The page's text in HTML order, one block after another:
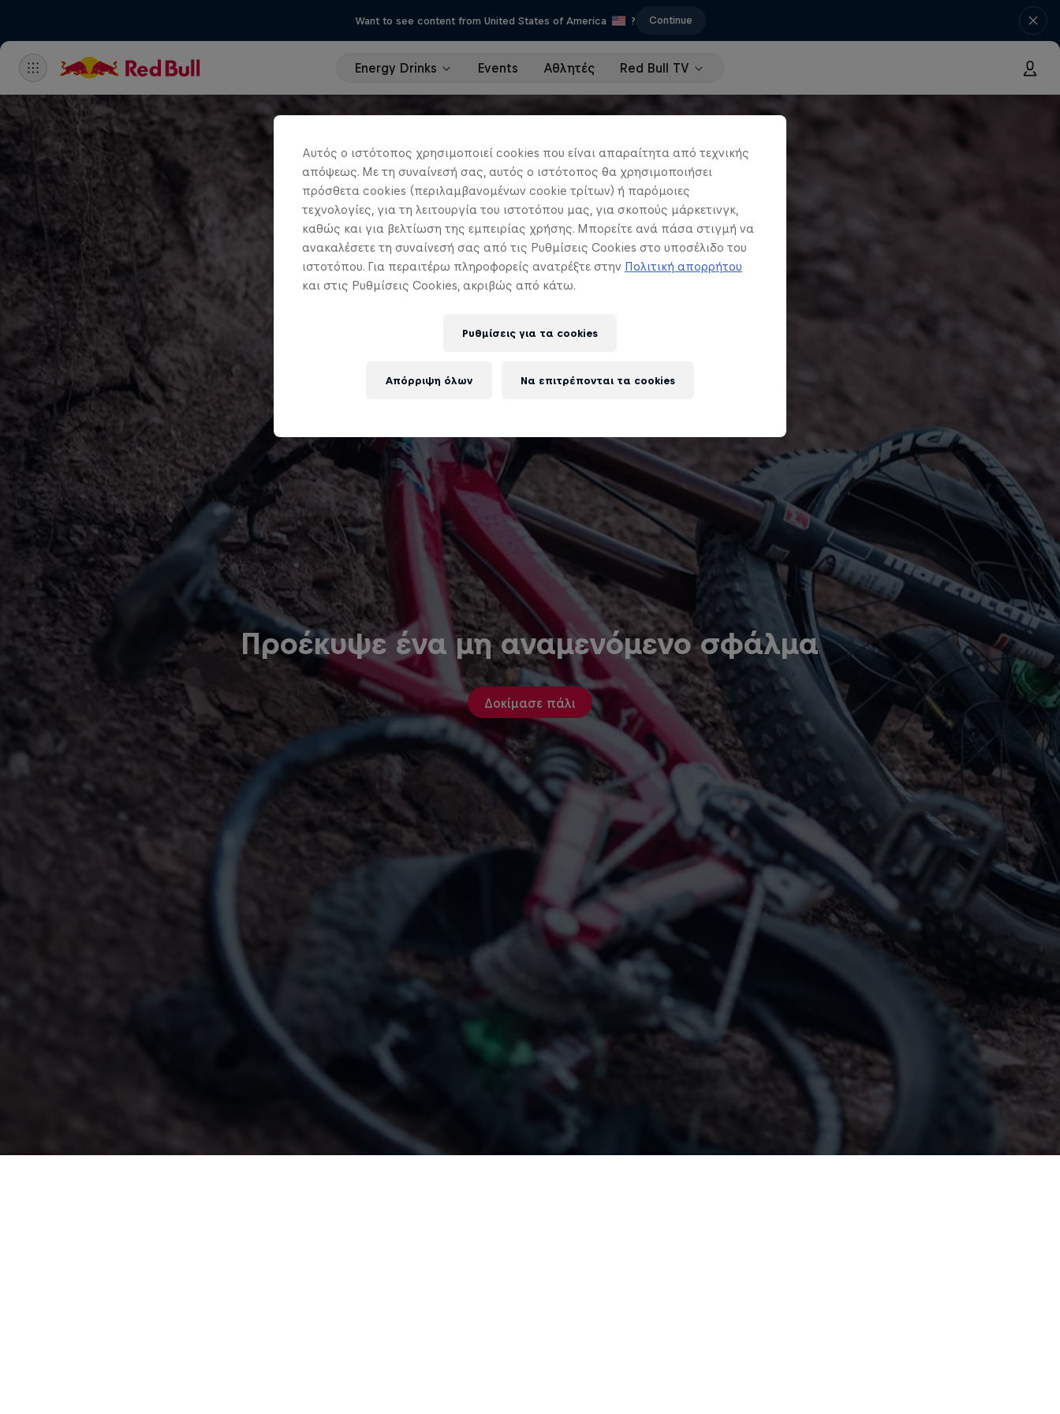
Want to see content from United States of America ? Continue
Energy Drinks Events Αθλητές Red Bull TV
Προέκυψε ένα μη αναμενόμενο σφάλμα
Δοκίμασε πάλι
Αυτός ο ιστότοπος χρησιμοποιεί cookies που είναι απαραίτητα από τεχνικής
απόψεως. Με τη συναίνεσή σας, αυτός ο ιστότοπος θα χρησιμοποιήσει
πρόσθετα cookies (περιλαμβανομένων cookie τρίτων) ή παρόμοιες
τεχνολογίες, για τη λειτουργία του ιστοτόπου μας, για σκοπούς μάρκετινγκ,
καθώς και για βελτίωση της εμπειρίας χρήσης. Μπορείτε ανά πάσα στιγμή να
ανακαλέσετε τη συναίνεσή σας από τις Ρυθμίσεις Cookies στο υποσέλιδο του
ιστοτόπου. Για περαιτέρω πληροφορείς ανατρέξτε στην Πολιτική απορρήτου
και στις Ρυθμίσεις Cookies, ακριβώς από κάτω.
Ρυθμίσεις για τα cookies
Απόρριψη όλων Να επιτρέπονται τα cookies